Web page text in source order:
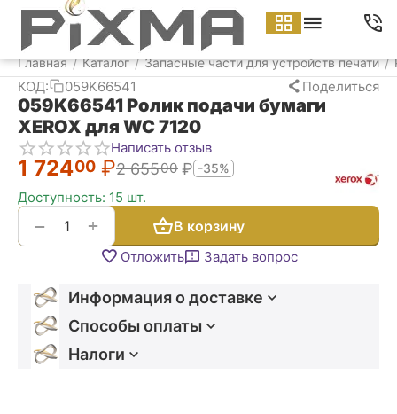
Главная / Каталог / Запасные части для устройств печати /
КОД: 059K66541 Поделиться
059K66541 Ролик подачи бумаги
XEROX для WC 7120
Написать отзыв
1 72400 ₽2 65500 ₽ -35%
Доступность: 15 шт.
+
− В корзину
Отложить Задать вопрос
Информация о доставке
Способы оплаты
Налоги
Меню Найти Корзина Аккаунт